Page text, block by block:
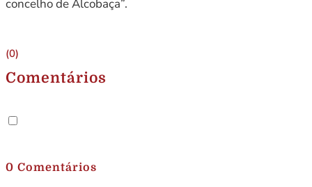
concelho de Alcobaça”.
(0)
Comentários
0 Comentários